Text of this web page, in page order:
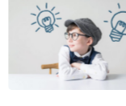
小学1年生
小学3年生
小学5年生
こそだて
イベント
ニュース
そだち＆ま
ワーク・ド
こそだて